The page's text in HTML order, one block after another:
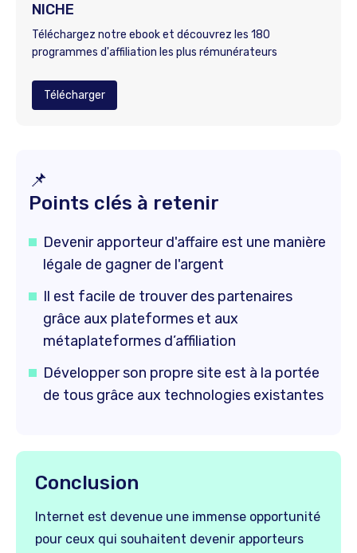
NICHE
Téléchargez notre ebook et découvrez les 180
programmes d'affiliation les plus rémunérateurs
Télécharger
📌
Points clés à retenir
Devenir apporteur d'affaire est une manière
légale de gagner de l'argent
Il est facile de trouver des partenaires
grâce aux plateformes et aux
métaplateformes d’affiliation
Développer son propre site est à la portée
de tous grâce aux technologies existantes
Conclusion
Internet est devenue une immense opportunité
pour ceux qui souhaitent devenir apporteurs